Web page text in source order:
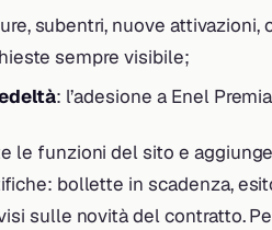
subentri, nuove attivazioni,
sempre visibile;
: l’adesione a Enel
le funzioni del sito e
bollette in scadenza,
sulle novità del contratto.